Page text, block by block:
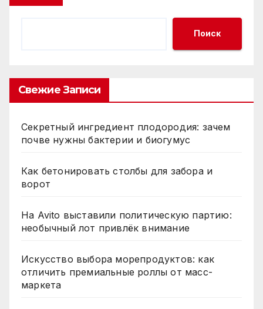
Поиск
Свежие Записи
Секретный ингредиент плодородия: зачем
почве нужны бактерии и биогумус
Как бетонировать столбы для забора и
ворот
На Avito выставили политическую партию:
необычный лот привлёк внимание
Искусство выбора морепродуктов: как
отличить премиальные роллы от масс-
маркета